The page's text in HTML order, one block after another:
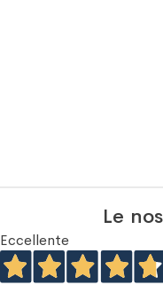
Le
Eccellente